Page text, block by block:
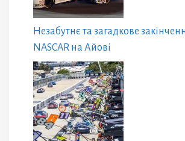
Незабутнє та загадкове
NASCAR на Айові